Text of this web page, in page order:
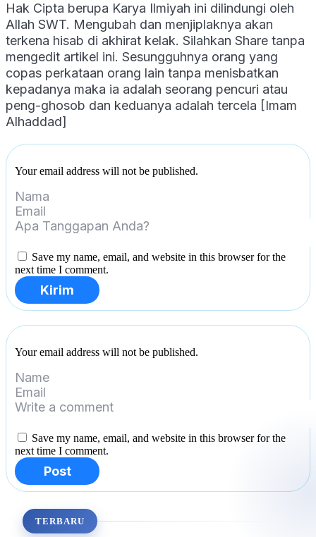
Hak Cipta berupa Karya Ilmiyah ini dilindungi oleh
Allah SWT. Mengubah dan menjiplaknya akan
terkena hisab di akhirat kelak. Silahkan Share tanpa
mengedit artikel ini. Sesungguhnya orang yang
copas perkataan orang lain tanpa menisbatkan
kepadanya maka ia adalah seorang pencuri atau
peng-ghosob dan keduanya adalah tercela [Imam
Alhaddad]
Your email address will not be published.
Save my name, email, and website in this browser for the
next time I comment.
Kirim
Your email address will not be published.
Save my name, email, and website in this browser for the
next time I comment.
Post
TERBARU